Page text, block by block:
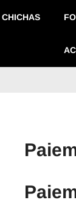
CHICHAS